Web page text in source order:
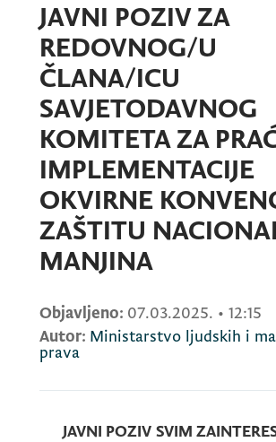
JAVNI POZIV ZA
REDOVNOG/U
ČLANA/ICU
SAVJETODAVNOG
KOMITETA ZA
IMPLEMENTACIJE
OKVIRNE
ZAŠTITU
MANJINA
Objavljeno: 07.03.2025. • 12:15
Autor: Ministarstvo ljudskih i
prava
JAVNI POZIV SVIM